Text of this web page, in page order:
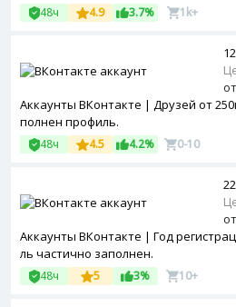
48ч 4.9 3.7% 1k+
Аккаунты ВКонтакте | Друзей от
полнен профиль.
48ч 4.5 4.2% 0-10
Аккаунты ВКонтакте | Год
ль частично заполнен.
48ч 5 3% 10+